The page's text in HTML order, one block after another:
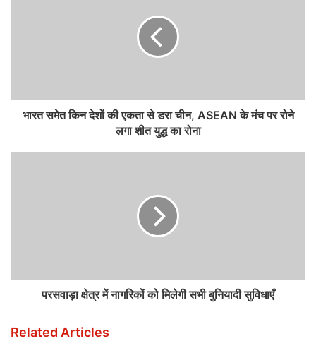
भारत समेत किन देशों की एकता से डरा चीन, ASEAN के मंच पर रोने
लगा शीत युद्ध का रोना
परसवाड़ा क्षेत्र में नागरिकों को मिलेगी सभी बुनियादी सुविधाएँ
Related Articles